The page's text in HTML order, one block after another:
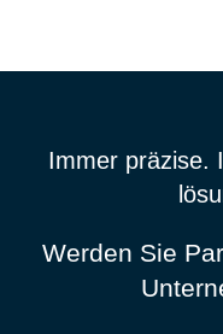
Immer präzise.
Werden Sie